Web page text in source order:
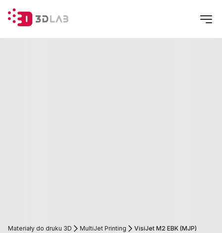
Materiały do druku 3D MultiJet Printing VisiJet M2 EBK (MJP)